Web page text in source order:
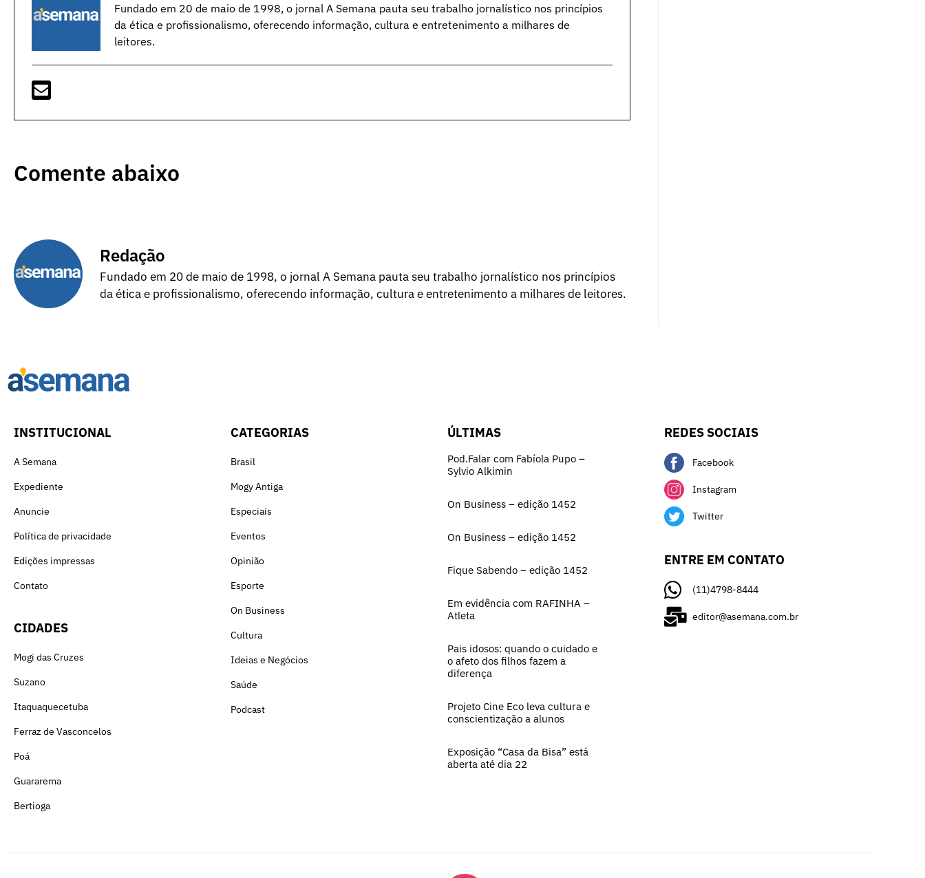
Fundado em 20 de maio de 1998, o jornal A Semana pauta seu trabalho jornalístico nos princípios
da ética e profissionalismo, oferecendo informação, cultura e entretenimento a milhares de
leitores.
Comente abaixo
Redação
Fundado em 20 de maio de 1998, o jornal A Semana pauta seu trabalho jornalístico nos princípios
da ética e profissionalismo, oferecendo informação, cultura e entretenimento a milhares de leitores.
INSTITUCIONAL
A Semana
Expediente
Anuncie
Política de privacidade
Edições impressas
Contato
CIDADES
Mogi das Cruzes
Suzano
Itaquaquecetuba
Ferraz de Vasconcelos
Poá
Guararema
Bertioga
CATEGORIAS
Brasil
Mogy Antiga
Especiais
Eventos
Opinião
Esporte
On Business
Cultura
Ideias e Negócios
Saúde
Podcast
ÚLTIMAS
Pod.Falar com Fabíola Pupo –
Sylvio Alkimin
On Business – edição 1452
On Business – edição 1452
Fique Sabendo – edição 1452
Em evidência com RAFINHA –
Atleta
Pais idosos: quando o cuidado e
o afeto dos filhos fazem a
diferença
Projeto Cine Eco leva cultura e
conscientização a alunos
Exposição “Casa da Bisa” está
aberta até dia 22
REDES SOCIAIS
Facebook
Instagram
Twitter
ENTRE EM CONTATO
(11)4798-8444
editor@asemana.com.br